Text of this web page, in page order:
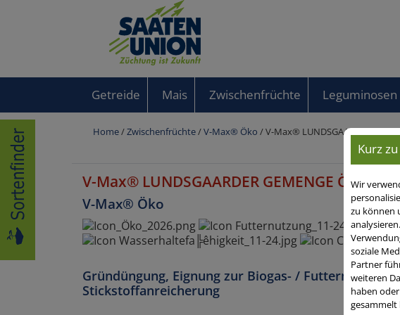
Getreide Mais Zwischenfrüchte Leguminosen
Home/Zwischenfrüchte/V-Max® Öko / V-Max® LUNDSGAARDER
V-Max® LUNDSGAARDER GEMENGE ÖKO
V-Max® Öko
Gründüngung, Eignung zur Biogas- / Futternutzung,
Stickstoffanreicherung
Kurz
Wir
zu können
soziale
Partner
weiteren
haben
gesammelt